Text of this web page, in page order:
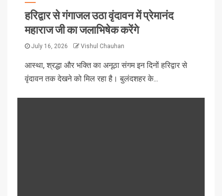
हरिद्वार से गंगाजल उठा वृंदावन में प्रेमानंद
महाराज जी का जलाभिषेक करेंगे
July 16, 2026 Vishul Chauhan
आस्था, श्रद्धा और भक्ति का अनूठा संगम इन दिनों हरिद्वार से
वृंदावन तक देखने को मिल रहा है। बुलंदशहर के...